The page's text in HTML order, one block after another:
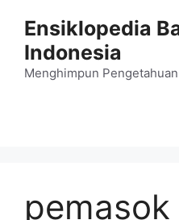
Ensiklopedia
Indonesia
Menghimpun